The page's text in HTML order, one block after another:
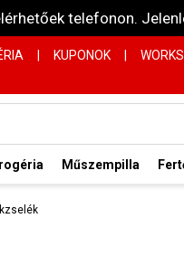
telefonon.
KUPONOK
Műszempilla